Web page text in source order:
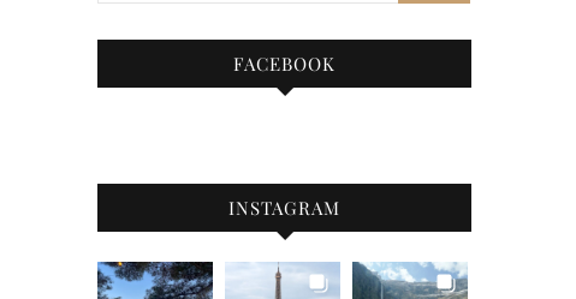
FACEBOOK
INSTAGRAM